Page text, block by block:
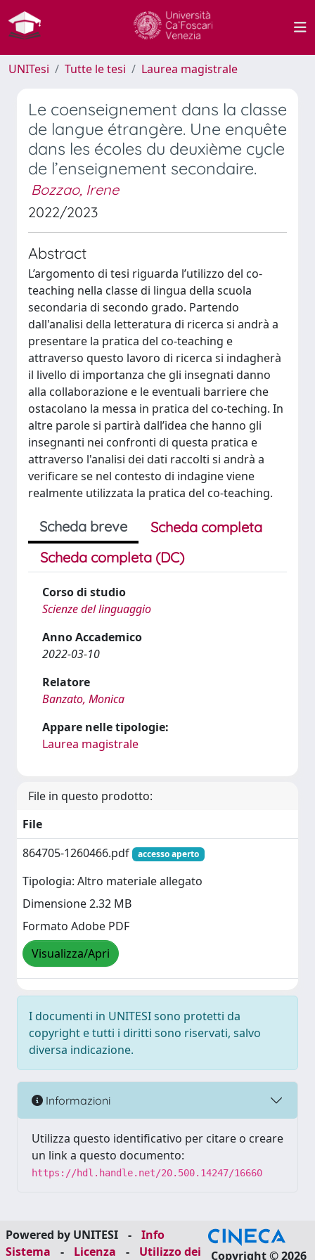
UNITesi Tutte le tesi Laurea magistrale
Le coenseignement dans la classe
de langue étrangère. Une enquête
dans les écoles du deuxième cycle
de l’enseignement secondaire.
Bozzao, Irene
2022/2023
Abstract
L’argomento di tesi riguarda l’utilizzo del co-
teaching nella classe di lingua della scuola
secondaria di secondo grado. Partendo
dall'analisi della letteratura di ricerca si andrà a
presentare la pratica del co-teaching e
attraverso questo lavoro di ricerca si indagherà
il livello di importanza che gli insegnati danno
alla collaborazione e le eventuali barriere che
ostacolano la messa in pratica del co-teching. In
altre parole si partirà dall’idea che hanno gli
insegnanti nei confronti di questa pratica e
attraverso l'analisi dei dati raccolti si andrà a
verificare se nel contesto di indagine viene
realmente utilizzata la pratica del co-teaching.
Scheda breve
Scheda completa
Scheda completa (DC)
Corso di studio
Scienze del linguaggio
Anno Accademico
2022-03-10
Relatore
Banzato, Monica
Appare nelle tipologie:
Laurea magistrale
File in questo prodotto:
File
864705-1260466.pdf
accesso aperto
Tipologia: Altro materiale allegato
Dimensione 2.32 MB
Formato Adobe PDF
Visualizza/Apri
I documenti in UNITESI sono protetti da
copyright e tutti i diritti sono riservati, salvo
diversa indicazione.
Informazioni
Utilizza questo identificativo per citare o creare
un link a questo documento:
https://hdl.handle.net/20.500.14247/16660
Powered by UNITESI -
Info
Sistema
- Licenza - Utilizzo dei Copyright © 2026